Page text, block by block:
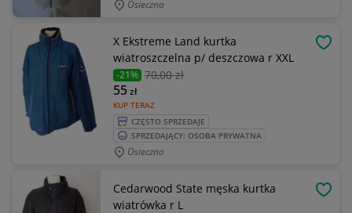
Osieczna
X Ekstreme Land kurtka
wiatroszczelna p/ deszczowa r XXL
-21% 70,00 zł
KUP TERAZ
55zł
CZĘSTO SPRZEDAJE
SPRZEDAJĄCY: OSOBA PRYWATNA
Osieczna
Cedarwood State męska kurtka
wiatrówka r L